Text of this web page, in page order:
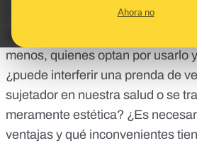
Ahora no
Hay a quienes les resulta más
menos, quienes optan por usarlo
¿puede interferir una prenda de
sujetador en nuestra salud o se
meramente estética? ¿Es
ventajas y qué inconvenientes